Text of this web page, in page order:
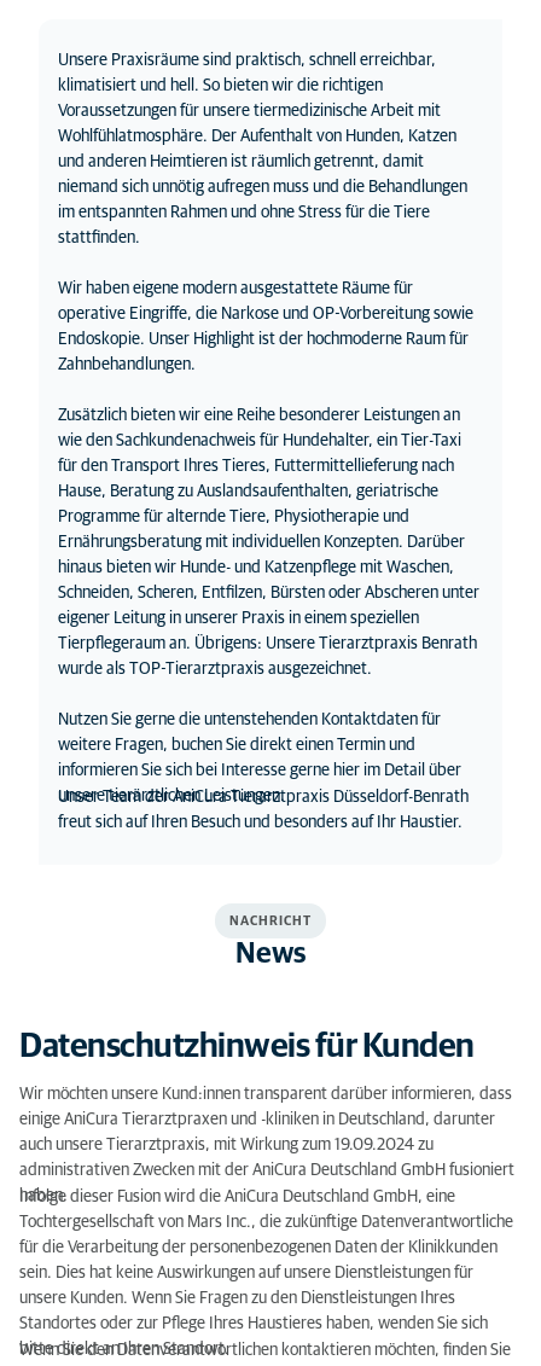
Unsere Praxisräume sind praktisch, schnell erreichbar,
klimatisiert und hell. So bieten wir die richtigen
Voraussetzungen für unsere tiermedizinische Arbeit mit
Wohlfühlatmosphäre. Der Aufenthalt von Hunden, Katzen
und anderen Heimtieren ist räumlich getrennt, damit
niemand sich unnötig aufregen muss und die Behandlungen
im entspannten Rahmen und ohne Stress für die Tiere
stattfinden.
Wir haben eigene modern ausgestattete Räume für
operative Eingriffe, die Narkose und OP-Vorbereitung sowie
Endoskopie. Unser Highlight ist der hochmoderne Raum für
Zahnbehandlungen.
Zusätzlich bieten wir eine Reihe besonderer Leistungen an
wie den Sachkundenachweis für Hundehalter, ein Tier-Taxi
für den Transport Ihres Tieres, Futtermittellieferung nach
Hause, Beratung zu Auslandsaufenthalten, geriatrische
Programme für alternde Tiere, Physiotherapie und
Ernährungsberatung mit individuellen Konzepten. Darüber
hinaus bieten wir Hunde- und Katzenpflege mit Waschen,
Schneiden, Scheren, Entfilzen, Bürsten oder Abscheren unter
eigener Leitung in unserer Praxis in einem speziellen
Tierpflegeraum an. Übrigens: Unsere Tierarztpraxis Benrath
wurde als TOP-Tierarztpraxis ausgezeichnet.
Nutzen Sie gerne die untenstehenden Kontaktdaten für
weitere Fragen, buchen Sie direkt einen Termin und
informieren Sie sich bei Interesse gerne hier im Detail über
unsere tierärztlichen Leistungen.
Unser Team der AniCura Tierarztpraxis Düsseldorf-Benrath
freut sich auf Ihren Besuch und besonders auf Ihr Haustier.
NACHRICHT
News
Datenschutzhinweis für Kunden
Wir möchten unsere Kund:innen transparent darüber informieren, dass
einige AniCura Tierarztpraxen und -kliniken in Deutschland, darunter
auch unsere Tierarztpraxis, mit Wirkung zum 19.09.2024 zu
administrativen Zwecken mit der AniCura Deutschland GmbH fusioniert
haben.
Infolge dieser Fusion wird die AniCura Deutschland GmbH, eine
Tochtergesellschaft von Mars Inc., die zukünftige Datenverantwortliche
für die Verarbeitung der personenbezogenen Daten der Klinikkunden
sein. Dies hat keine Auswirkungen auf unsere Dienstleistungen für
unsere Kunden. Wenn Sie Fragen zu den Dienstleistungen Ihres
Standortes oder zur Pflege Ihres Haustieres haben, wenden Sie sich
bitte direkt an Ihren Standort.
Wenn Sie den Datenverantwortlichen kontaktieren möchten, finden Sie